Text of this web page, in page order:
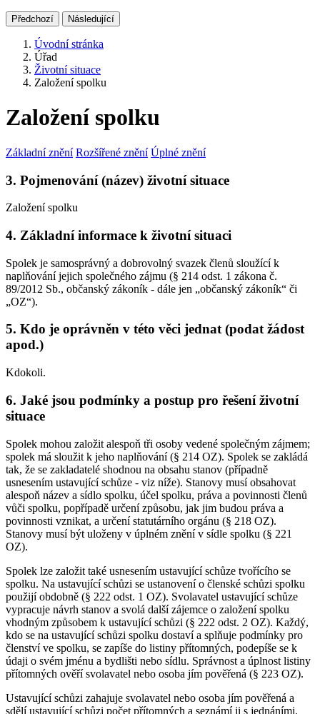
Předchozí Následující
Úvodní stránka
Úřad
Životní situace
Založení spolku
Založení spolku
Základní znění Rozšířené znění Úplné znění
3. Pojmenování (název) životní situace
Založení spolku
4. Základní informace k životní situaci
Spolek je samosprávný a dobrovolný svazek členů sloužící k
naplňování jejich společného zájmu (§ 214 odst. 1 zákona č.
89/2012 Sb., občanský zákoník - dále jen „občanský zákoník“ či
„OZ“).
5. Kdo je oprávněn v této věci jednat (podat žádost
apod.)
Kdokoli.
6. Jaké jsou podmínky a postup pro řešení životní
situace
Spolek mohou založit alespoň tři osoby vedené společným zájmem;
spolek má sloužit k jeho naplňování (§ 214 OZ). Spolek se zakládá
tak, že se zakladatelé shodnou na obsahu stanov (případně
usnesením ustavující schůze - viz níže). Stanovy musí obsahovat
alespoň název a sídlo spolku, účel spolku, práva a povinnosti členů
vůči spolku, popřípadě určení způsobu, jak jim budou práva a
povinnosti vznikat, a určení statutárního orgánu (§ 218 OZ).
Stanovy musí být uloženy v úplném znění v sídle spolku (§ 221
OZ).
Spolek lze založit také usnesením ustavující schůze tvořícího se
spolku. Na ustavující schůzi se ustanovení o členské schůzi spolku
použijí obdobně (§ 222 odst. 1 OZ). Svolavatel ustavující schůze
vypracuje návrh stanov a svolá další zájemce o založení spolku
vhodným způsobem k ustavující schůzi (§ 222 odst. 2 OZ). Každý,
kdo se na ustavující schůzi spolku dostaví a splňuje podmínky pro
členství ve spolku, se zapíše do listiny přítomných, podepíše se k
údaji o svém jménu a bydlišti nebo sídlu. Správnost a úplnost listiny
přítomných ověří svolavatel nebo osoba jím pověřená (§ 223 OZ).
Ustavující schůzi zahajuje svolavatel nebo osoba jím pověřená a
sdělí ustavující schůzi počet přítomných a seznámí ji s jednáními,